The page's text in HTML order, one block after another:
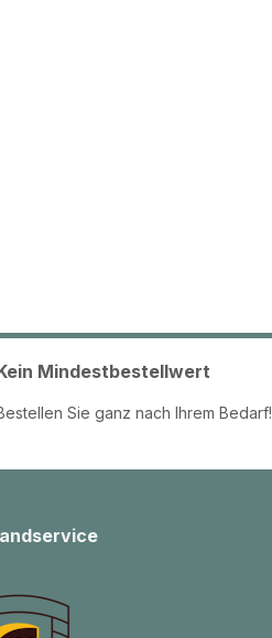
Mindestbestellwert
Sie ganz nach Ihrem Bedarf!